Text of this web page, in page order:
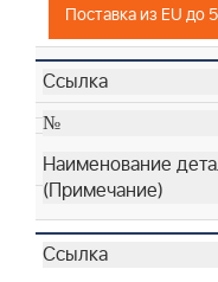
Поставка из EU до